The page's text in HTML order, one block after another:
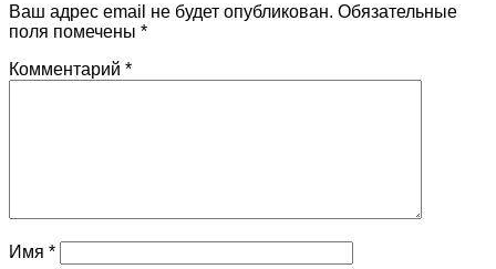
Ваш адрес email не будет опубликован. Обязательные
поля помечены *
Комментарий *
Имя *